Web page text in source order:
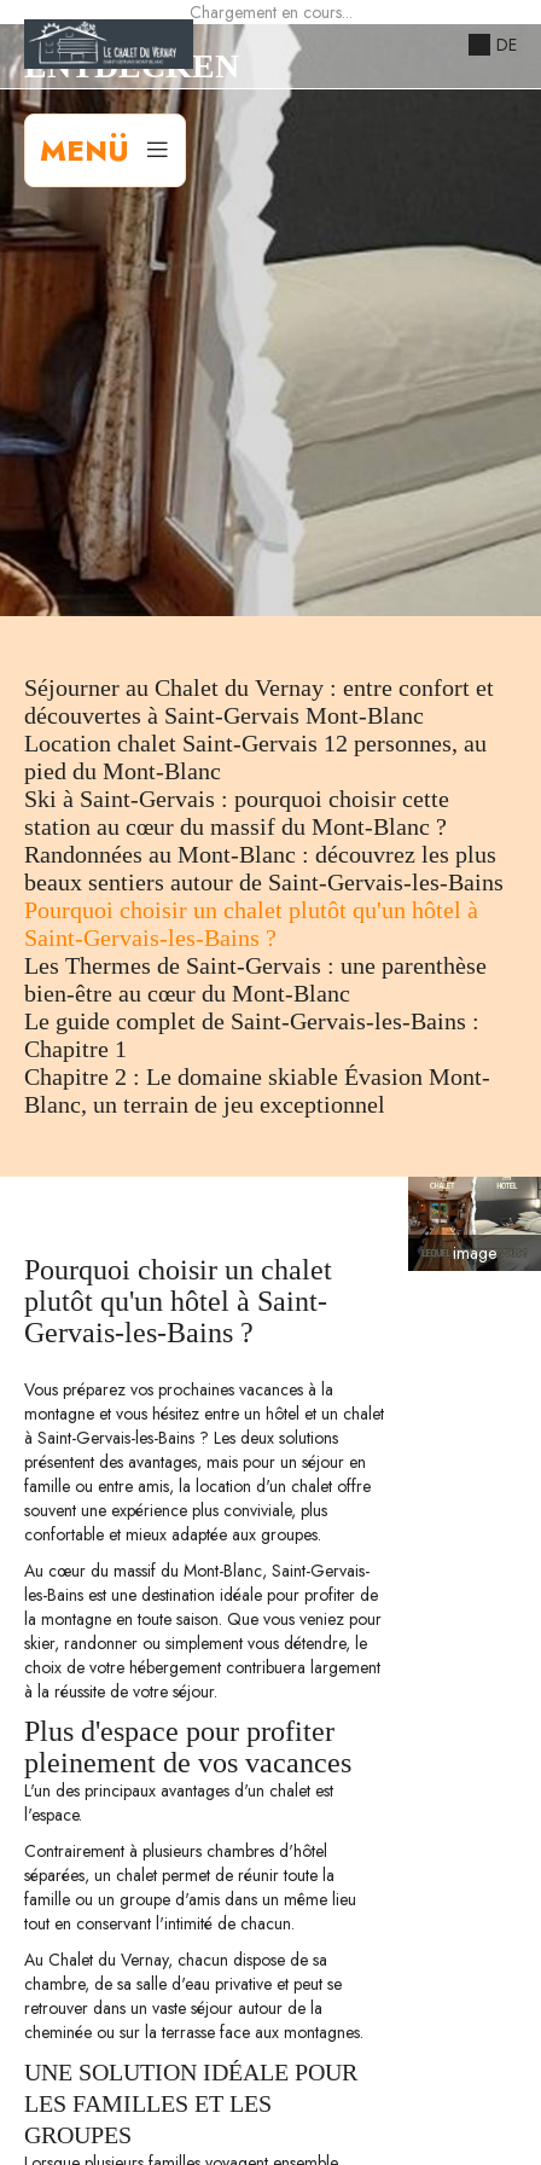
Chargement en cours...
DE
MENÜ
ENTDECKEN
Séjourner au Chalet du Vernay : entre confort et
découvertes à Saint-Gervais Mont-Blanc
Location chalet Saint-Gervais 12 personnes, au
pied du Mont-Blanc
Ski à Saint-Gervais : pourquoi choisir cette
station au cœur du massif du Mont-Blanc ?
Randonnées au Mont-Blanc : découvrez les plus
beaux sentiers autour de Saint-Gervais-les-Bains
Pourquoi choisir un chalet plutôt qu'un hôtel à
Saint-Gervais-les-Bains ?
Les Thermes de Saint-Gervais : une parenthèse
bien-être au cœur du Mont-Blanc
Le guide complet de Saint-Gervais-les-Bains :
Chapitre 1
Chapitre 2 : Le domaine skiable Évasion Mont-
Blanc, un terrain de jeu exceptionnel
Pourquoi choisir un chalet
plutôt qu'un hôtel à Saint-
Gervais-les-Bains ?
Vous préparez vos prochaines vacances à la
montagne et vous hésitez entre un hôtel et un chalet
à Saint-Gervais-les-Bains ? Les deux solutions
présentent des avantages, mais pour un séjour en
famille ou entre amis, la location d'un chalet offre
souvent une expérience plus conviviale, plus
confortable et mieux adaptée aux groupes.
Au cœur du massif du Mont-Blanc, Saint-Gervais-
les-Bains est une destination idéale pour profiter de
la montagne en toute saison. Que vous veniez pour
skier, randonner ou simplement vous détendre, le
choix de votre hébergement contribuera largement
à la réussite de votre séjour.
Plus d'espace pour profiter
pleinement de vos vacances
L'un des principaux avantages d'un chalet est
l'espace.
Contrairement à plusieurs chambres d'hôtel
séparées, un chalet permet de réunir toute la
famille ou un groupe d'amis dans un même lieu
tout en conservant l'intimité de chacun.
Au Chalet du Vernay, chacun dispose de sa
chambre, de sa salle d'eau privative et peut se
retrouver dans un vaste séjour autour de la
cheminée ou sur la terrasse face aux montagnes.
UNE SOLUTION IDÉALE POUR
LES FAMILLES ET LES
GROUPES
image